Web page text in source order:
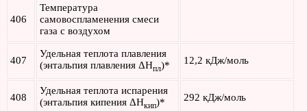
406
Температура
самовоспламенения смеси
газа с воздухом
407
Удельная теплота плавления
(энтальпия плавления ΔHпл)* 12,2 кДж/моль
408
Удельная теплота испарения
(энтальпия кипения ΔHкип)* 292 кДж/моль